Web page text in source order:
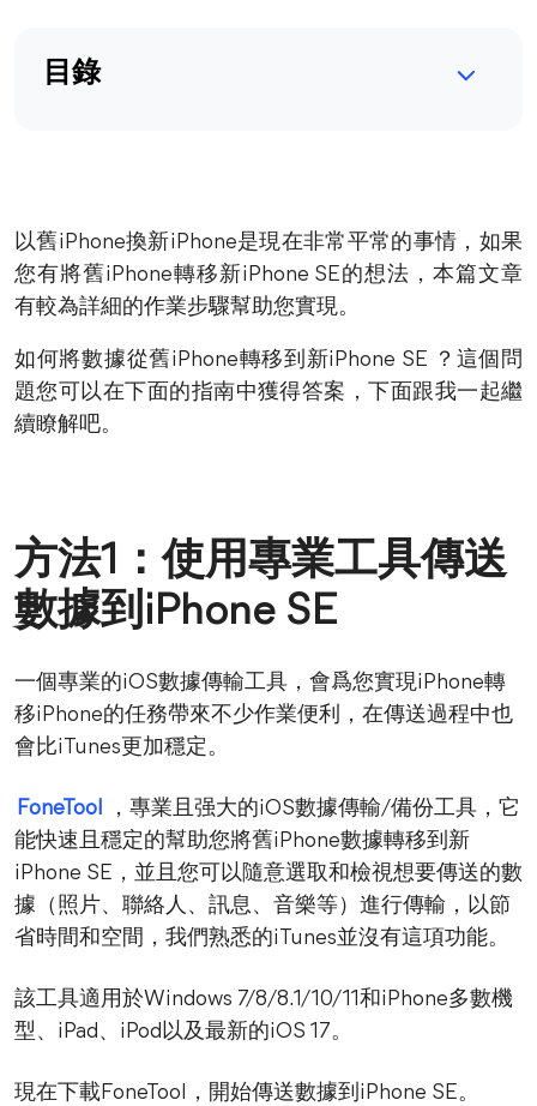
目錄
以舊iPhone換新iPhone是現在非常平常的事情，如果
您有將舊iPhone轉移新iPhone SE的想法，本篇文章
有較為詳細的作業步驟幫助您實現。
如何將數據從舊iPhone轉移到新iPhone SE ？這個問
題您可以在下面的指南中獲得答案，下面跟我一起繼
續瞭解吧。
方法1：使用專業工具傳送
數據到iPhone SE
一個專業的iOS數據傳輸工具，會爲您實現iPhone轉
移iPhone的任務帶來不少作業便利，在傳送過程中也
會比iTunes更加穩定。
FoneTool ，專業且强大的iOS數據傳輸/備份工具，它
能快速且穩定的幫助您將舊iPhone數據轉移到新
iPhone SE，並且您可以隨意選取和檢視想要傳送的數
據（照片、聯絡人、訊息、音樂等）進行傳輸，以節
省時間和空間，我們熟悉的iTunes並沒有這項功能。
該工具適用於Windows 7/8/8.1/10/11和iPhone多數機
型、iPad、iPod以及最新的iOS 17。
現在下載FoneTool，開始傳送數據到iPhone SE。